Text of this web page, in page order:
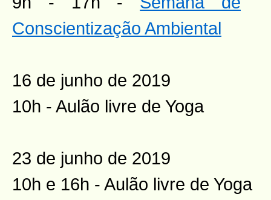
Conscientização Ambiental
16 de junho de 2019
10h - Aulão livre de Yoga
23 de junho de 2019
10h e 16h - Aulão livre de Yoga